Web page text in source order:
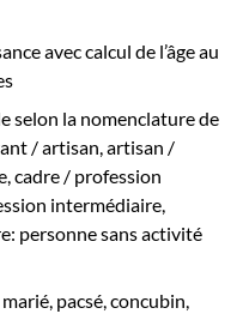
avec calcul de l’âge au
selon la nomenclature de
/ artisan, artisan /
cadre / profession
intermédiaire,
personne sans activité
pacsé, concubin,